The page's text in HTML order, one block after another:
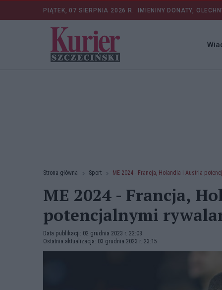
PIĄTEK, 07 SIERPNIA 2026 R. IMIENINY DONATY,
Strona główna Sport ME 2024 - Francja, Holandia i Austria
ME 2024 - Francja,
potencjalnymi
Data publikacji: 02 grudnia 2023 r. 22:08
Ostatnia aktualizacja: 03 grudnia 2023 r. 23:15